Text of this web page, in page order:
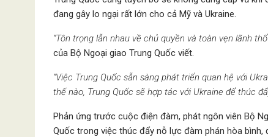
đang gây lo ngại rất lớn cho cả Mỹ và Ukraine.
“Tôn trọng lẫn nhau về chủ quyền và toàn vẹn lãnh
của Bộ Ngoại giao Trung Quốc viết.
“Việc Trung Quốc sẵn sàng phát triển quan hệ với
thế nào, Trung Quốc sẽ hợp tác với Ukraine để thúc
Phản ứng trước cuộc điện đàm, phát ngôn viên Bộ
Quốc trong việc thúc đẩy nỗ lực đàm phán hòa